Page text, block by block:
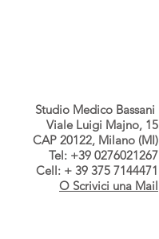
Studio Medico Bassani
Viale Luigi Majno, 15
CAP 20122, Milano (MI)
Tel: +39 0276021267
Cell: + 39 375 7144471
O Scrivici una Mail